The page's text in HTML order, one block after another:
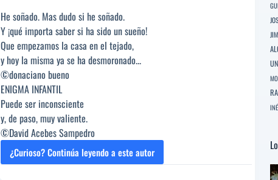
He soñado. Mas dudo si he soñado.
Y ¡qué importa saber si ha sido un sueño!
Que empezamos la casa en el tejado,
y hoy la misma ya se ha desmoronado...
©donaciano bueno
ENIGMA INFANTIL
Puede ser inconsciente
y, de paso, muy valiente.
©David Acebes Sampedro
¿Curioso? Continúa leyendo a este autor
LA